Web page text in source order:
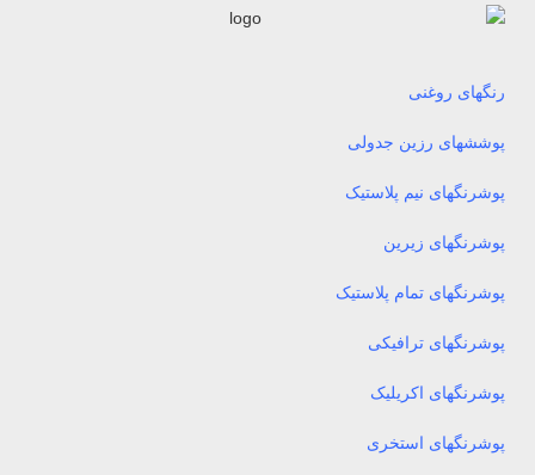
رنگهای روغنی
پوششهای رزین جدولی
پوشرنگهای نیم پلاستیک
پوشرنگهای زیرین
پوشرنگهای تمام پلاستیک
پوشرنگهای ترافیکی
پوشرنگهای اکریلیک
پوشرنگهای استخری